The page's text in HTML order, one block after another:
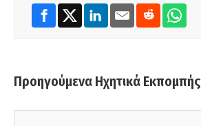
Προηγούμενα Ηχητικά Εκπομπής